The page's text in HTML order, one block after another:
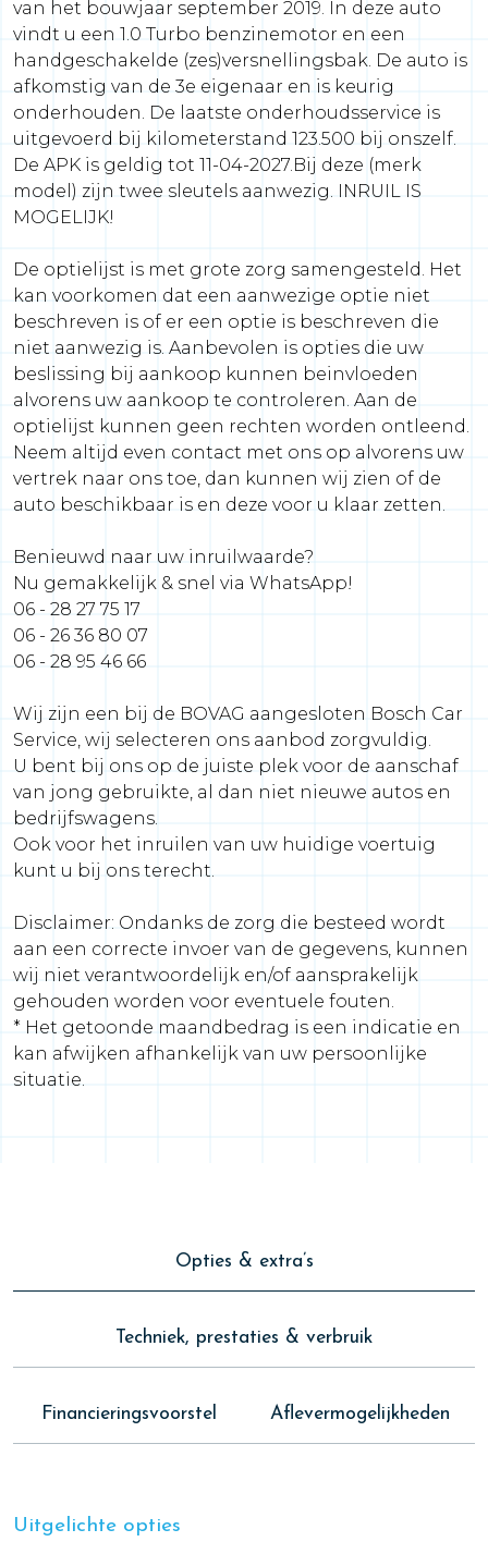
van het bouwjaar september 2019. In deze auto
vindt u een 1.0 Turbo benzinemotor en een
handgeschakelde (zes)versnellingsbak. De auto is
afkomstig van de 3e eigenaar en is keurig
onderhouden. De laatste onderhoudsservice is
uitgevoerd bij kilometerstand 123.500 bij onszelf.
De APK is geldig tot 11-04-2027.Bij deze (merk
model) zijn twee sleutels aanwezig. INRUIL IS
MOGELIJK!
De optielijst is met grote zorg samengesteld. Het
kan voorkomen dat een aanwezige optie niet
beschreven is of er een optie is beschreven die
niet aanwezig is. Aanbevolen is opties die uw
beslissing bij aankoop kunnen beinvloeden
alvorens uw aankoop te controleren. Aan de
optielijst kunnen geen rechten worden ontleend.
Neem altijd even contact met ons op alvorens uw
vertrek naar ons toe, dan kunnen wij zien of de
auto beschikbaar is en deze voor u klaar zetten.
Benieuwd naar uw inruilwaarde?
Nu gemakkelijk & snel via WhatsApp!
06 - 28 27 75 17
06 - 26 36 80 07
06 - 28 95 46 66
Wij zijn een bij de BOVAG aangesloten Bosch Car
Service, wij selecteren ons aanbod zorgvuldig.
U bent bij ons op de juiste plek voor de aanschaf
van jong gebruikte, al dan niet nieuwe autos en
bedrijfswagens.
Ook voor het inruilen van uw huidige voertuig
kunt u bij ons terecht.
Disclaimer: Ondanks de zorg die besteed wordt
aan een correcte invoer van de gegevens, kunnen
wij niet verantwoordelijk en/of aansprakelijk
gehouden worden voor eventuele fouten.
* Het getoonde maandbedrag is een indicatie en
kan afwijken afhankelijk van uw persoonlijke
situatie.
Opties & extra’s
Techniek, prestaties & verbruik
Financieringsvoorstel Aflevermogelijkheden
Uitgelichte opties